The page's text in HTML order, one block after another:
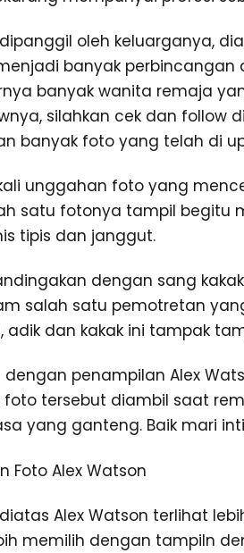
oleh keluarganya,
banyak
banyak wanita remaja
silahkan cek dan follow
banyak foto yang telah di
unggahan foto yang
satu fotonya tampil begitu
tipis dan janggut.
dengan sang
salah satu pemotretan
adik dan kakak ini tampak
dengan penampilan Alex
tersebut diambil saat
yang ganteng. Baik mari
Alex Watson terlihat
memilih dengan tampiln